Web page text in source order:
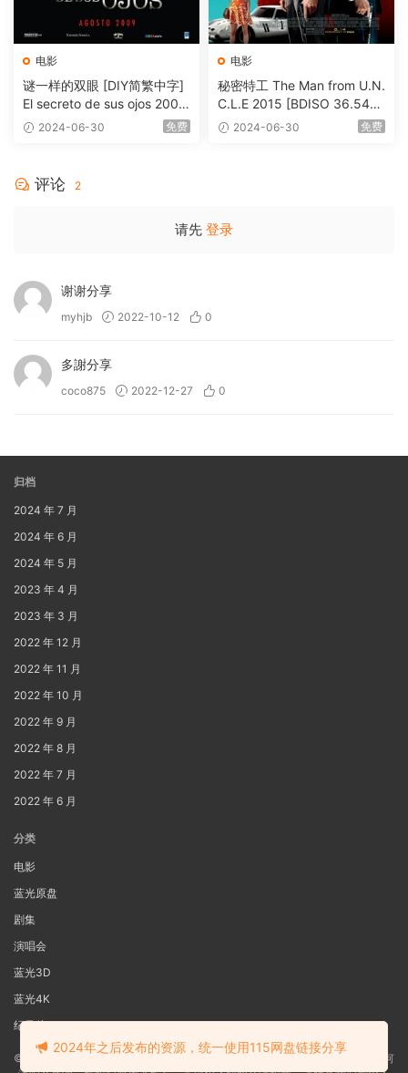
电影
谜一样的双眼 [DIY简繁中字]
El secreto de sus ojos 2009
1080p Blu-ray AVC DTS-HD
2024-06-30 免费
电影
秘密特工 The Man from U.N.
C.L.E 2015 [BDISO 36.54G
B] 2024-06-30 免费
评论 2
请先 登录
谢谢分享
myhjb 2022-10-12 0
多謝分享
coco875 2022-12-27 0
归档
2024 年 7 月
2024 年 6 月
2024 年 5 月
2023 年 4 月
2023 年 3 月
2022 年 12 月
2022 年 11 月
2022 年 10 月
2022 年 9 月
2022 年 8 月
2022 年 7 月
2022 年 6 月
分类
电影
蓝光原盘
剧集
演唱会
蓝光3D
蓝光4K
纪录片
©2022 蓝光电影网本站资源来源于网络用户网盘投稿，本站服务器不储存任何
2024年之后发布的资源，统一使用115网盘链接分享